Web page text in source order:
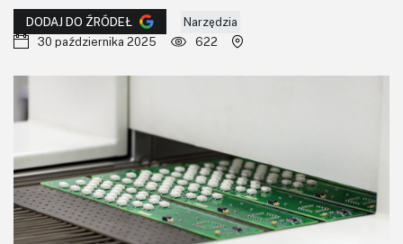
Dla Ciebie
Newsletter
Magazyny
Archiwum
DODAJ DO ŹRÓDEŁ
Narzędzia
30 października 2025
622